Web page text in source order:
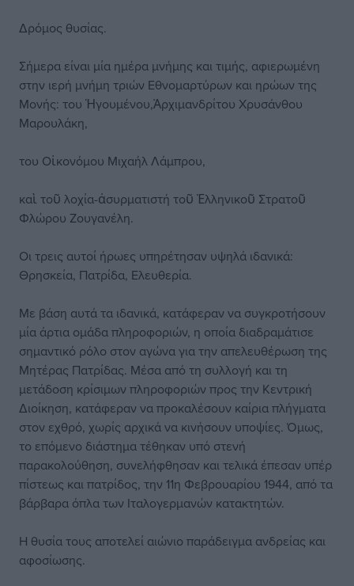
Δρόμος θυσίας.
Σήμερα είναι μία ημέρα μνήμης και τιμής, αφιερωμένη
στην ιερή μνήμη τριών Εθνομαρτύρων και ηρώων της
Μονής: του Ἡγουμένου,Ἀρχιμανδρίτου Χρυσάνθου
Μαρουλάκη,
του Οἰκονόμου Μιχαήλ Λάμπρου,
καὶ τοῦ λοχία-ἀσυρματιστή τοῦ Ἑλληνικοῦ Στρατοῦ
Φλώρου Ζουγανέλη.
Οι τρεις αυτοί ήρωες υπηρέτησαν υψηλά ιδανικά:
Θρησκεία, Πατρίδα, Ελευθερία.
Με βάση αυτά τα ιδανικά, κατάφεραν να συγκροτήσουν
μία άρτια ομάδα πληροφοριών, η οποία διαδραμάτισε
σημαντικό ρόλο στον αγώνα για την απελευθέρωση της
Μητέρας Πατρίδας. Μέσα από τη συλλογή και τη
μετάδοση κρίσιμων πληροφοριών προς την Κεντρική
Διοίκηση, κατάφεραν να προκαλέσουν καίρια πλήγματα
στον εχθρό, χωρίς αρχικά να κινήσουν υποψίες. Όμως,
το επόμενο διάστημα τέθηκαν υπό στενή
παρακολούθηση, συνελήφθησαν και τελικά έπεσαν υπέρ
πίστεως και πατρίδος, την 11η Φεβρουαρίου 1944, από τα
βάρβαρα όπλα των Ιταλογερμανών κατακτητών.
Η θυσία τους αποτελεί αιώνιο παράδειγμα ανδρείας και
αφοσίωσης.